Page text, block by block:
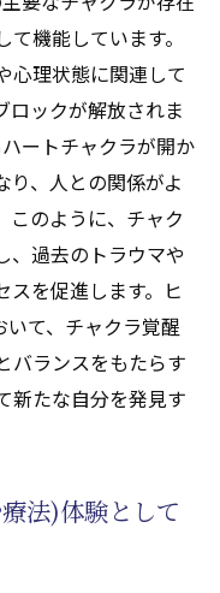
機能しています。
心理状態に関連して
ロックが解放されま
ートチャクラが開か
り、人との関係がよ
このように、チャク
、過去のトラウマや
スを促進します。ヒ
て、チャクラ覚醒
バランスをもたらす
新たな自分を発見す
法)体験として